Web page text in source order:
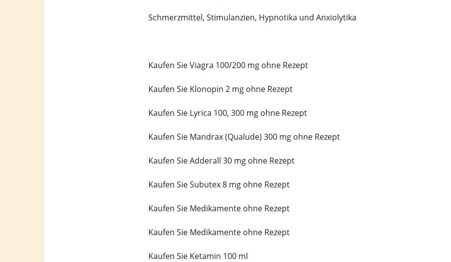
Schmerzmittel, Stimulanzien, Hypnotika und Anxiolytika
Kaufen Sie Viagra 100/200 mg ohne Rezept
Kaufen Sie Klonopin 2 mg ohne Rezept
Kaufen Sie Lyrica 100, 300 mg ohne Rezept
Kaufen Sie Mandrax (Qualude) 300 mg ohne Rezept
Kaufen Sie Adderall 30 mg ohne Rezept
Kaufen Sie Subutex 8 mg ohne Rezept
Kaufen Sie Medikamente ohne Rezept
Kaufen Sie Medikamente ohne Rezept
Kaufen Sie Ketamin 100 ml